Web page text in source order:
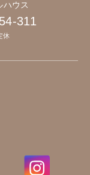
ハウス
311
休